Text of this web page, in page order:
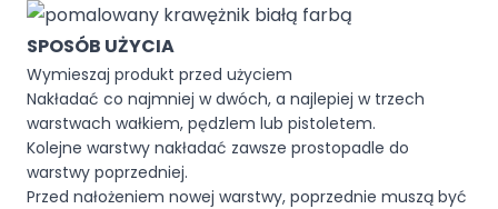
SPOSÓB UŻYCIA
Wymieszaj produkt przed użyciem
Nakładać co najmniej w dwóch, a najlepiej w trzech
warstwach wałkiem, pędzlem lub pistoletem.
Kolejne warstwy nakładać zawsze prostopadle do
warstwy poprzedniej.
Przed nałożeniem nowej warstwy, poprzednie muszą być